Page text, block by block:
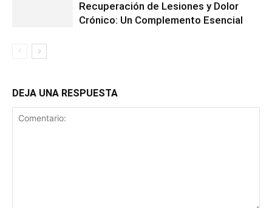
Recuperación de Lesiones y Dolor
Crónico: Un Complemento Esencial
DEJA UNA RESPUESTA